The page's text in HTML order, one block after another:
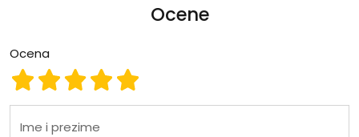
Ocene
Ocena
Ocena 5
Ocena 4
Ocena 3
Ocena 2
Ocena 1
Ime i prezime